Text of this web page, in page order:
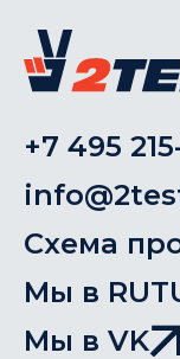
+7 495
Схема
Мы в
Мы в VK